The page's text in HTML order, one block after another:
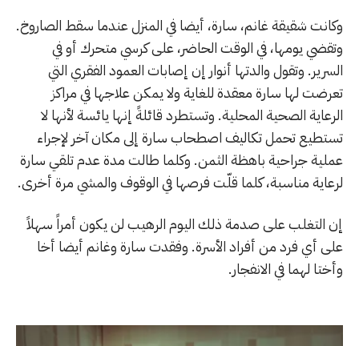
وكانت شقيقة غانم، سارة، أيضا في المنزل عندما سقط الصاروخ.
وتقضي يومها، في الوقت الحاضر، على كرسي متحرك أو في
السرير. وتقول والدتها أنوار إن إصابات العمود الفقري التي
تعرضت لها سارة معقدة للغاية ولا يمكن علاجها في مراكز
الرعاية الصحية المحلية. وتستطرد قائلةً إنها يائسة لأنها لا
تستطيع تحمل تكاليف اصطحاب سارة إلى مكان آخر لإجراء
عملية جراحية باهظة الثمن. وكلما طالت مدة عدم تلقي سارة
لرعاية مناسبة، كلما قلّت فرصها في الوقوف والمشي مرة أخرى.
إن التغلب على صدمة ذلك اليوم الرهيب لن يكون أمراً سهلاً
على أي فرد من أفراد الأسرة. وفقدت سارة وغانم أيضا أخا
وأختا لهما في الانفجار.